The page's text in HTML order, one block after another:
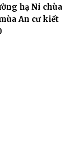
hạ Ni chùa
An cư kiết